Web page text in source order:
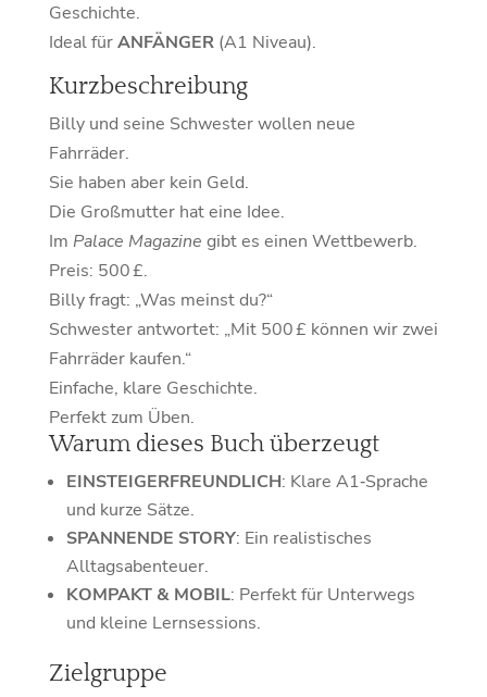
Geschichte.
Ideal fürANFÄNGER(A1 Niveau).
Kurzbeschreibung
Billy und seine Schwester wollen neue
Fahrräder.
Sie haben aber kein Geld.
Die Großmutter hat eine Idee.
Im Palace Magazine gibt es einen Wettbewerb.
Preis: 500 £.
Billy fragt: „Was meinst du?“
Schwester antwortet: „Mit 500 £ können wir zwei
Fahrräder kaufen.“
Einfache, klare Geschichte.
Perfekt zum Üben.
Warum dieses Buch überzeugt
EINSTEIGERFREUNDLICH: Klare A1‑Sprache
und kurze Sätze.
SPANNENDE STORY: Ein realistisches
Alltagsabenteuer.
KOMPAKT & MOBIL: Perfekt für Unterwegs
und kleine Lernsessions.
Zielgruppe